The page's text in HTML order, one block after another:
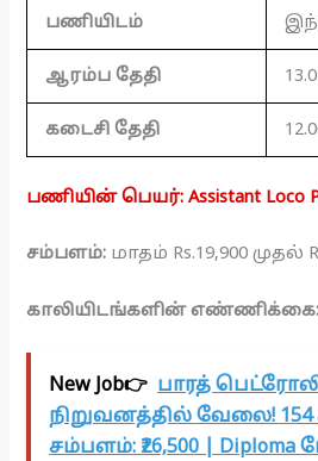
பணியிடம்
ஆரம்ப தேதி
கடைசி தேதி
பணியின் பெயர்: Assistant Loco
சம்பளம்: மாதம் Rs.19,900 முதல்
காலியிடங்களின் எண்ணிக்கை:
New Job👉 பாரத்
நிறுவனத்தில் வேலை! 154
சம்பளம்: ₹26,500 | Diploma